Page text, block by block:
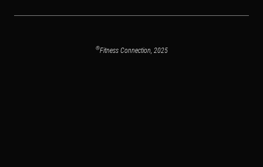
®Fitness Connection, 2025